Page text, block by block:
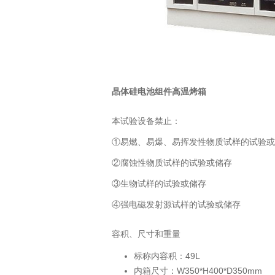
晶体硅电池组件高温烤箱
本试验设备禁止：
①易燃、易爆、易挥发性物质试样的试验
②腐蚀性物质试样的试验或储存
③生物试样的试验或储存
④强电磁发射源试样的试验或储存
容积、尺寸和重量
标称内容积：49L
内箱尺寸：W350*H400*D350mm